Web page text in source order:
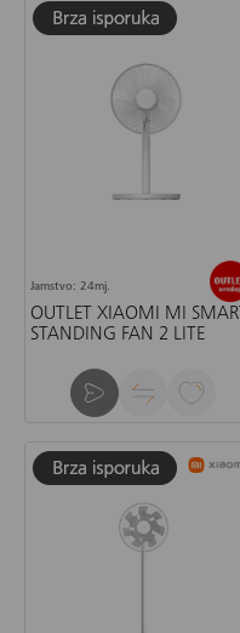
Jamstvo: 24mj.
OUTLET XIAOMI MI SMART
STANDING FAN 2 LITE